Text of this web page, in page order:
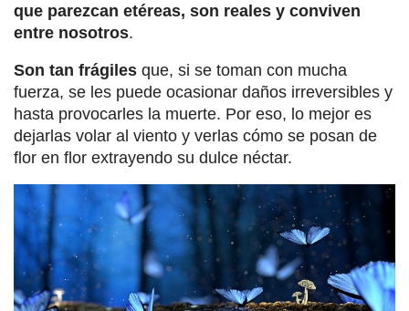
que parezcan etéreas, son reales y conviven
entre nosotros.
Son tan frágiles que, si se toman con mucha
fuerza, se les puede ocasionar daños irreversibles y
hasta provocarles la muerte. Por eso, lo mejor es
dejarlas volar al viento y verlas cómo se posan de
flor en flor extrayendo su dulce néctar.